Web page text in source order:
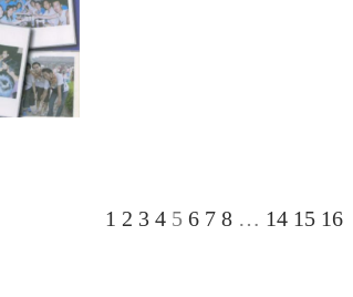
1 2 3 4 5 6 7 8 … 14 15 16